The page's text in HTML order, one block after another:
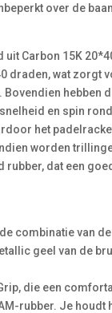
over de
Carbon 15K
draden, wat zorgt
hebben
en spin
het
worden
rubber, dat een
combinatie van
geel van de
die een
rubber. Je houdt